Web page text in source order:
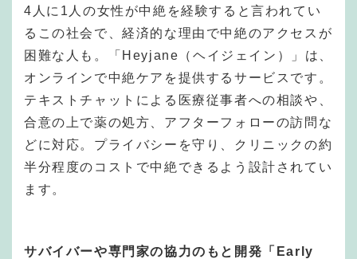
4人に1人の女性が中絶を経験すると言われてい
るこの社会で、経済的な理由で中絶のアクセスが
困難な人も。「Heyjane（ヘイジェイン）」は、
オンラインで中絶ケアを提供するサービスです。
テキストチャットによる医療従事者への相談や、
合意の上で薬の処方、アフターフォローの訪問な
どに対応。プライバシーを守り、クリニックの約
半分程度のコストで中絶できるよう設計されてい
ます。
サバイバーや専門家の協力のもと開発「Early